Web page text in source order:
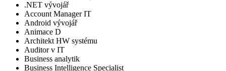
.NET vývojář
Account Manager IT
Android vývojář
Animace D
Architekt HW systému
Auditor v IT
Business analytik
Business Intelligence Specialist